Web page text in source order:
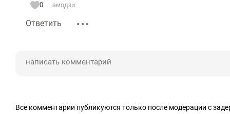
0 эмодзи
Ответить
Все комментарии публикуются только после модерации с